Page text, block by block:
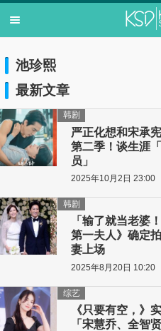
池珍熙
最新文章
严正化想和宋承
第二季！谈生涯
员」
韩剧
2025年10月2日 23:00
「输了就当老婆
第一夫人》确定
妻上场
韩剧
2025年8月20日 10:20
《只要有空，》
「宋慧乔、全智
综艺